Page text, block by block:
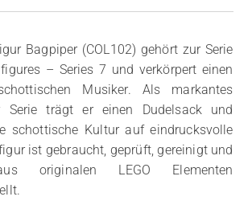
Bagpiper (COL102) gehört zur Serie
– Series 7 und verkörpert einen
Musiker. Als markantes
Serie trägt er einen Dudelsack und
schottische Kultur auf eindrucksvolle
ist gebraucht, geprüft, gereinigt und
originalen LEGO Elementen